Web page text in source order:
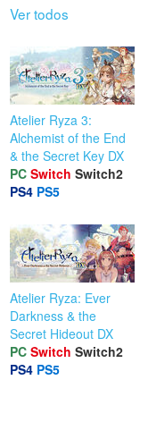
Ver todos
Atelier Ryza 3:
Alchemist of the End
& the Secret Key DX
PC Switch Switch2
PS4 PS5
Atelier Ryza: Ever
Darkness & the
Secret Hideout DX
PC Switch Switch2
PS4 PS5